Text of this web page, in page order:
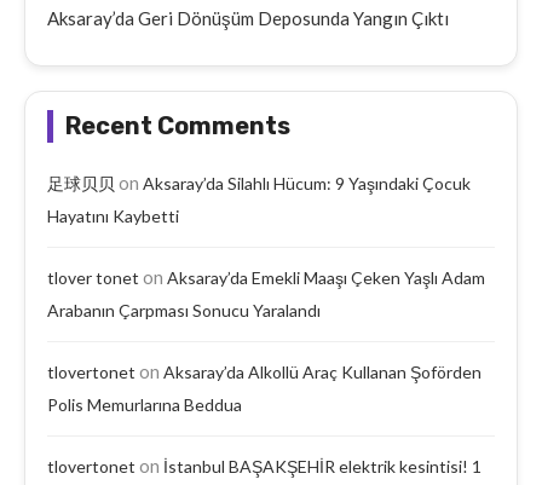
Aksaray’da Geri Dönüşüm Deposunda Yangın Çıktı
Recent Comments
足球贝贝 on Aksaray’da Silahlı Hücum: 9 Yaşındaki Çocuk
Hayatını Kaybetti
tlover tonet on Aksaray’da Emekli Maaşı Çeken Yaşlı Adam
Arabanın Çarpması Sonucu Yaralandı
tlovertonet on Aksaray’da Alkollü Araç Kullanan Şoförden
Polis Memurlarına Beddua
tlovertonet on İstanbul BAŞAKŞEHİR elektrik kesintisi! 1